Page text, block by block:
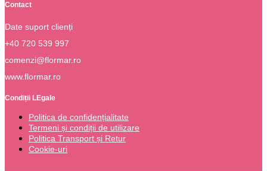
Contact
Date suport clienți
+40 720 539 997
comenzi@flormar.ro
www.flormar.ro
Condiții LEgale
Politica de confidențialitate
Termeni și condiții de utilizare
Politica Transport și Retur
Cookie-uri